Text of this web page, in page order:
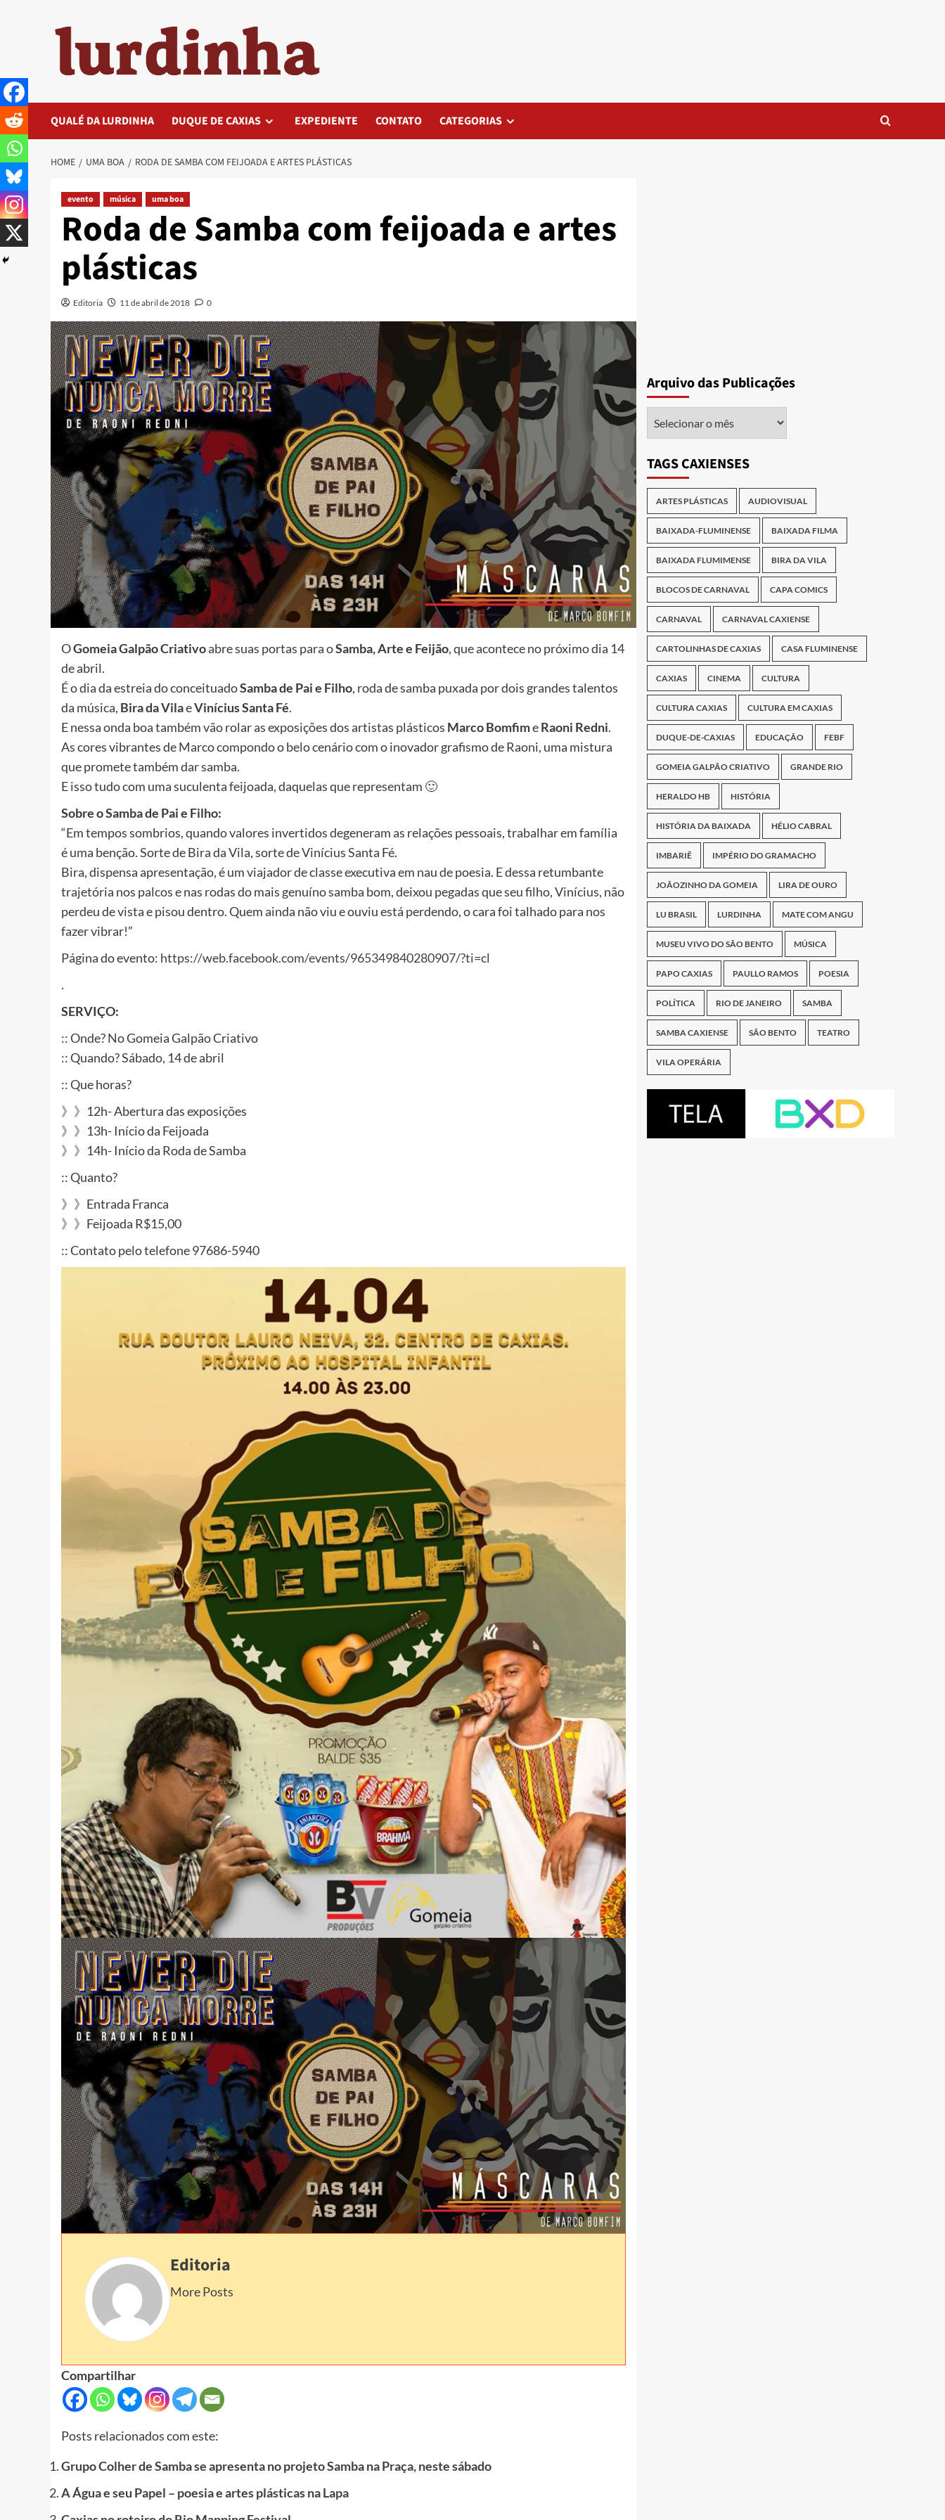
QUALÉ DA LURDINHA DUQUE DE CAXIAS EXPEDIENTE CONTATO CATEGORIAS
HOME UMA BOA RODA DE SAMBA COM FEIJOADA E ARTES PLÁSTICAS
evento música uma boa
Roda de Samba com feijoada e artes
plásticas
Editoria 11 de abril de 2018 0
OGomeia Galpão Criativoabre suas portas para oSamba, Arte e Feijão, que acontece no próximo dia 14
de abril.
É o dia da estreia do conceituadoSamba de Pai e Filho, roda de samba puxada por dois grandes talentos
da música, Bira da VilaeVinícius Santa Fé.
E nessa onda boa também vão rolar as exposições dos artistas plásticos Marco BomfimeRaoni Redni.
As cores vibrantes de Marco compondo o belo cenário com o inovador grafismo de Raoni, uma mistura
que promete também dar samba.
E isso tudo com uma suculenta feijoada, daquelas que representam 🙂
Sobre o Samba de Pai e Filho:
“Em tempos sombrios, quando valores invertidos degeneram as relações pessoais, trabalhar em família
é uma benção. Sorte de Bira da Vila, sorte de Vinícius Santa Fé.
Bira, dispensa apresentação, é um viajador de classe executiva em nau de poesia. E dessa retumbante
trajetória nos palcos e nas rodas do mais genuíno samba bom, deixou pegadas que seu filho, Vinícius, não
perdeu de vista e pisou dentro. Quem ainda não viu e ouviu está perdendo, o cara foi talhado para nos
fazer vibrar!”
Página do evento: https://web.facebook.com/events/965349840280907/?ti=cl
.
SERVIÇO:
:: Onde? No Gomeia Galpão Criativo
:: Quando? Sábado, 14 de abril
:: Que horas?
》》12h- Abertura das exposições
》》13h- Início da Feijoada
》》14h- Início da Roda de Samba
:: Quanto?
》》Entrada Franca
》》Feijoada R$15,00
:: Contato pelo telefone 97686-5940
Editoria
More Posts
Compartilhar
Posts relacionados com este:
Grupo Colher de Samba se apresenta no projeto Samba na Praça, neste sábado
A Água e seu Papel – poesia e artes plásticas na Lapa
Arquivo das Publicações
TAGS CAXIENSES
ARTES PLÁSTICAS AUDIOVISUAL
BAIXADA-FLUMINENSE BAIXADA FILMA
BAIXADA FLUMIMENSE BIRA DA VILA
BLOCOS DE CARNAVAL CAPA COMICS
CARNAVAL CARNAVAL CAXIENSE
CARTOLINHAS DE CAXIAS CASA FLUMINENSE
CAXIAS CINEMA CULTURA
CULTURA CAXIAS CULTURA EM CAXIAS
DUQUE-DE-CAXIAS EDUCAÇÃO FEBF
GOMEIA GALPÃO CRIATIVO GRANDE RIO
HERALDO HB HISTÓRIA
HISTÓRIA DA BAIXADA HÉLIO CABRAL
IMBARIÊ IMPÉRIO DO GRAMACHO
JOÃOZINHO DA GOMEIA LIRA DE OURO
LU BRASIL LURDINHA MATE COM ANGU
MUSEU VIVO DO SÃO BENTO MÚSICA
PAPO CAXIAS PAULLO RAMOS POESIA
POLÍTICA RIO DE JANEIRO SAMBA
SAMBA CAXIENSE SÃO BENTO TEATRO
VILA OPERÁRIA